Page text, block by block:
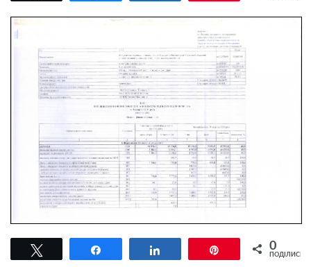
Поділитися Поділитися 0
ПОДІЛИСЬ